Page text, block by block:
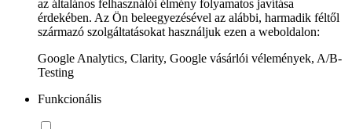
az általános felhasználói élmény folyamatos javítása
érdekében. Az Ön beleegyezésével az alábbi, harmadik féltől
származó szolgáltatásokat használjuk ezen a weboldalon:
Google Analytics, Clarity, Google vásárlói vélemények, A/B-
Testing
Funkcionális